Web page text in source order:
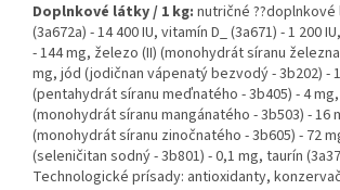
Doplnkové látky / 1 kg: nutričné
(3a672a) - 14 400 IU, vitamín D_ (3a671) - 1 200
- 144 mg, železo (II) (monohydrát síranu
mg, jód (jodičnan vápenatý bezvodý - 3b202) -
(pentahydrát síranu meďnatého - 3b405) - 4
(monohydrát síranu mangánatého - 3b503) - 16
(monohydrát síranu zinočnatého - 3b605) - 72
(seleničitan sodný - 3b801) - 0,1 mg, taurín
Technologické prísady: antioxidanty,